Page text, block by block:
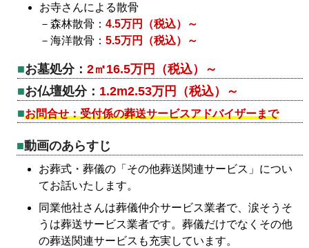
お寺さんによる散骨
－森林散骨： 4.5万円（税込）～
－海洋散骨： 5.5万円（税込）～
お墓処分： 2㎡16.5万円（税込）～
お仏壇処分： 1.2m2.53万円（税込）～
お問合せ：受付係の葬送サービスアドバイザーまで
動画のあらすじ
お葬式・葬儀の「その他葬送関連サービス」につい
てお話いたします。
同業他社さんは葬儀仲介サービス業者で、涙そうそ
うは葬送サービス業者です。葬儀だけでなくその他
の葬送関連サービスも充実しています。